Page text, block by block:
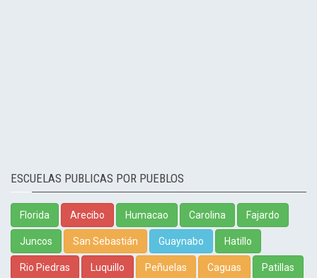
ESCUELAS PUBLICAS POR PUEBLOS
Florida Arecibo Humacao Carolina Fajardo
Juncos San Sebastián Guaynabo Hatillo
Rio Piedras Luquillo Peñuelas Caguas Patillas